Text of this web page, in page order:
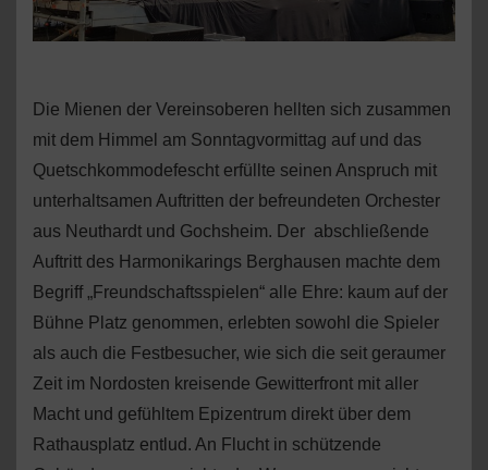
Die Mienen der Vereinsoberen hellten sich zusammen
mit dem Himmel am Sonntagvormittag auf und das
Quetschkommodefescht erfüllte seinen Anspruch mit
unterhaltsamen Auftritten der befreundeten Orchester
aus Neuthardt und Gochsheim. Der abschließende
Auftritt des Harmonikarings Berghausen machte dem
Begriff „Freundschaftsspielen“ alle Ehre: kaum auf der
Bühne Platz genommen, erlebten sowohl die Spieler
als auch die Festbesucher, wie sich die seit geraumer
Zeit im Nordosten kreisende Gewitterfront mit aller
Macht und gefühltem Epizentrum direkt über dem
Rathausplatz entlud. An Flucht in schützende